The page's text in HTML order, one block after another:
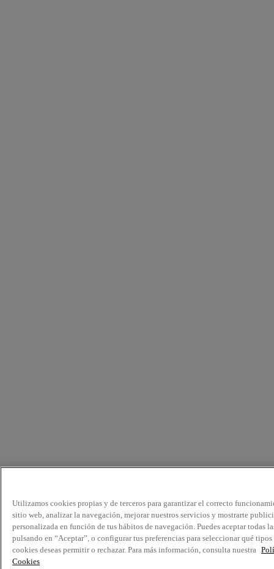
Utilizamos cookies propias y de terceros para garantizar el correcto
sitio web, analizar la navegación, mejorar nuestros servicios y mostrarte
personalizada en función de tus hábitos de navegación. Puedes aceptar todas
pulsando en “Aceptar”, o configurar tus preferencias para seleccionar qué tipos
cookies deseas permitir o rechazar. Para más información, consulta nuestra
Cookies